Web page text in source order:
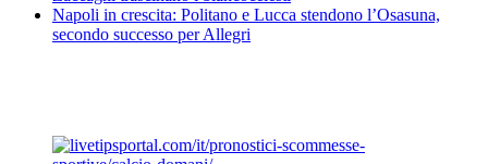
Napoli in crescita: Politano e Lucca stendono l’Osasuna,
secondo successo per Allegri